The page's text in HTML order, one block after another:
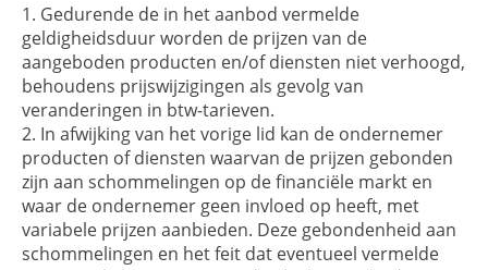
Gedurende de in het aanbod vermelde
geldigheidsduur worden de prijzen van de
aangeboden producten en/of diensten niet verhoogd,
behoudens prijswijzigingen als gevolg van
veranderingen in btw-tarieven.
In afwijking van het vorige lid kan de ondernemer
producten of diensten waarvan de prijzen gebonden
zijn aan schommelingen op de financiële markt en
waar de ondernemer geen invloed op heeft, met
variabele prijzen aanbieden. Deze gebondenheid aan
schommelingen en het feit dat eventueel vermelde